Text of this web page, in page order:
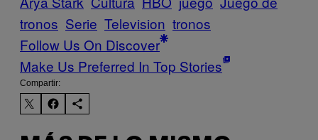
tronos Serie Television tronos
Follow Us On Discover
Make Us Preferred In Top Stories
Compartir: